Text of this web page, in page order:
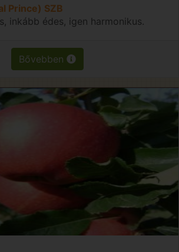
Prince) SZB
inkább édes, igen harmonikus.
Bővebben